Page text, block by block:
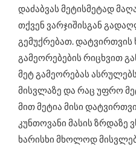
დაძაბვას მეტისმეტად
თქვენ ვარჯიშისგან
გემუქრებათ. დატვირთვის
გამეორებების რიცხვით
მეტ გამეორებას
მისვლაზე და რაც უფრო
მით მეტია მისი
კუნთოვანი მასის ზრდაზე
ხარისხი მხოლოდ